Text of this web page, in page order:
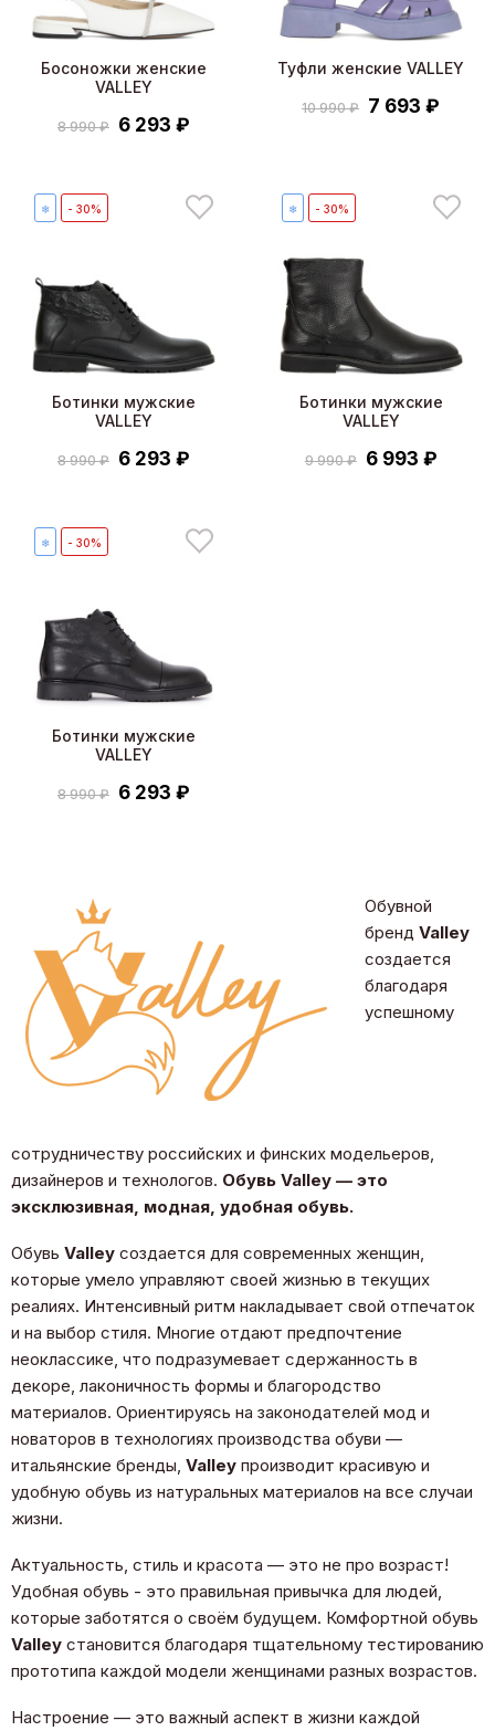
Босоножки женские
VALLEY
8 990 ₽ 6 293 ₽
Туфли женские VALLEY
10 990 ₽ 7 693 ₽
❄ - 30%
Ботинки мужские
VALLEY
8 990 ₽ 6 293 ₽
❄ - 30%
Ботинки мужские
VALLEY
9 990 ₽ 6 993 ₽
❄ - 30%
Ботинки мужские
VALLEY
8 990 ₽ 6 293 ₽
Обувной
бренд Valley
создается
благодаря
успешному
сотрудничеству российских и финских модельеров,
дизайнеров и технологов. Обувь Valley — это
эксклюзивная, модная, удобная обувь.
Обувь Valley создается для современных женщин,
которые умело управляют своей жизнью в текущих
реалиях. Интенсивный ритм накладывает свой отпечаток
и на выбор стиля. Многие отдают предпочтение
неоклассике, что подразумевает сдержанность в
декоре, лаконичность формы и благородство
материалов. Ориентируясь на законодателей мод и
новаторов в технологиях производства обуви —
итальянские бренды, Valley производит красивую и
удобную обувь из натуральных материалов на все случаи
жизни.
Актуальность, стиль и красота — это не про возраст!
Удобная обувь - это правильная привычка для людей,
которые заботятся о своём будущем. Комфортной обувь
Valley становится благодаря тщательному тестированию
прототипа каждой модели женщинами разных возрастов.
Настроение — это важный аспект в жизни каждой